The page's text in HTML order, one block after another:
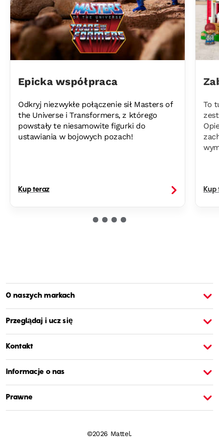
Epicka współpraca
Odkryj niezwykłe połączenie sił Masters of
the Universe i Transformers, z którego
powstały te niesamowite figurki do
ustawiania w bojowych pozach!
Kup teraz
To
Kup
O naszych markach
Przeglądaj i ucz się
Kontakt
Informacje o nas
Prawne
©2026 Mattel.